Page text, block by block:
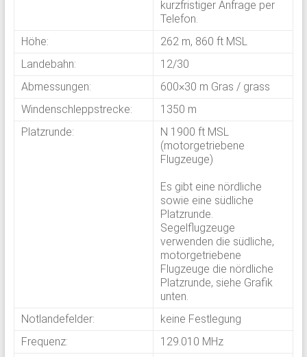
kurzfristiger Anfrage per
Telefon.
Höhe:
262 m, 860 ft MSL
Landebahn:
12/30
Abmessungen:
600×30 m Gras / grass
Windenschleppstrecke:
1350 m
Platzrunde:
N 1900 ft MSL
(motorgetriebene
Flugzeuge)
Es gibt eine nördliche
sowie eine südliche
Platzrunde.
Segelflugzeuge
verwenden die südliche,
motorgetriebene
Flugzeuge die nördliche
Platzrunde, siehe Grafik
unten.
Notlandefelder:
keine Festlegung
Frequenz:
129.010 MHz